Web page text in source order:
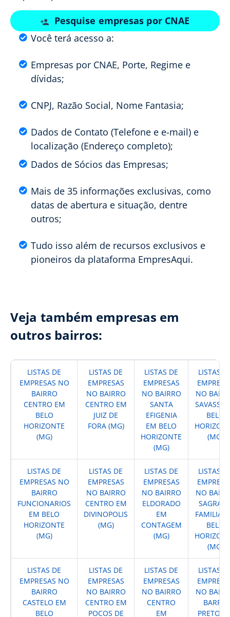
Pesquise empresas por CNAE
Você terá acesso a:
Empresas por CNAE, Porte, Regime e
dívidas;
CNPJ, Razão Social, Nome Fantasia;
Dados de Contato (Telefone e e-mail) e
localização (Endereço completo);
Dados de Sócios das Empresas;
Mais de 35 informações exclusivas, como
datas de abertura e situação, dentre
outros;
Tudo isso além de recursos exclusivos e
pioneiros da plataforma EmpresAqui.
Veja também empresas em
outros bairros:
LISTAS DE
EMPRESAS NO
BAIRRO
CENTRO EM
BELO
HORIZONTE
(MG)
LISTAS DE
EMPRESAS
NO BAIRRO
CENTRO EM
JUIZ DE
FORA (MG)
LISTAS DE
EMPRESAS
NO BAIRRO
SANTA
EFIGENIA
EM BELO
HORIZONTE
(MG)
LISTAS
NO
SAVASSI
BELO
(MG)
LISTAS DE
EMPRESAS NO
BAIRRO
FUNCIONARIOS
EM BELO
HORIZONTE
(MG)
LISTAS DE
EMPRESAS
NO BAIRRO
CENTRO EM
DIVINOPOLIS
(MG)
LISTAS DE
EMPRESAS
NO BAIRRO
ELDORADO
EM
CONTAGEM
(MG)
LISTAS
NO
FAMILIA
BELO
(MG)
LISTAS DE
EMPRESAS NO
BAIRRO
CASTELO EM
BELO
LISTAS DE
EMPRESAS
NO BAIRRO
CENTRO EM
POCOS DE
LISTAS DE
EMPRESAS
NO BAIRRO
CENTRO
EM
LISTAS
NO
BARRO
PRETO